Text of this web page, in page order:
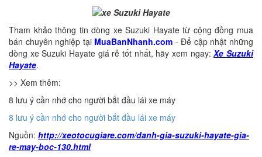
Tham khảo thông tin dòng xe Suzuki Hayate từ cộng đồng mua
bán chuyên nghiệp tại MuaBanNhanh.com - Để cập nhật những
dòng xe Suzuki Hayate giá rẻ tốt nhất, hãy xem ngay:Xe Suzuki
Hayate.
>> Xem thêm:
8 lưu ý cần nhớ cho người bắt đầu lái xe máy
8 lưu ý cần nhớ cho người bắt đầu lái xe máy
Nguồn: http://xeotocugiare.com/danh-gia-suzuki-hayate-gia-
re-may-boc-130.html